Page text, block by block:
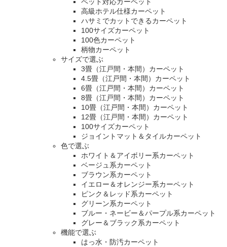
ペット対応カーペット
高級ホテル仕様カーペット
ハサミでカットできるカーペット
100サイズカーペット
100色カーペット
柄物カーペット
サイズで選ぶ
3畳（江戸間・本間）カーペット
4.5畳（江戸間・本間）カーペット
6畳（江戸間・本間）カーペット
8畳（江戸間・本間）カーペット
10畳（江戸間・本間）カーペット
12畳（江戸間・本間）カーペット
100サイズカーペット
ジョイントマット＆タイルカーペット
色で選ぶ
ホワイト＆アイボリー系カーペット
ベージュ系カーペット
ブラウン系カーペット
イエロー＆オレンジー系カーペット
ピンク＆レッド系カーペット
グリーン系カーペット
ブルー・ネービー＆パープル系カーペット
グレー＆ブラック系カーペット
機能で選ぶ
はっ水・防汚カーペット